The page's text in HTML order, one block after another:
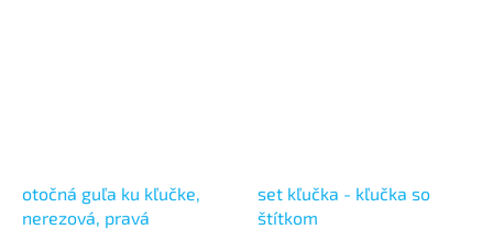
otočná guľa ku kľučke,
nerezová, pravá
set kľučka - kľučka so
štítkom